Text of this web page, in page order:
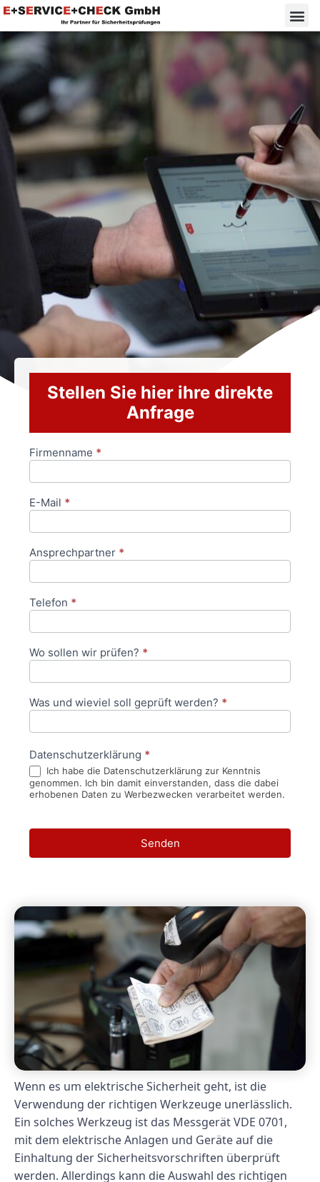
Stellen Sie hier ihre direkte
Anfrage
Anfrageformular
Firmenname *
E-Mail *
Ansprechpartner *
Telefon *
Wo sollen wir prüfen? *
Was und wieviel soll geprüft werden? *
Datenschutzerklärung *
Ich habe die Datenschutzerklärung zur Kenntnis
genommen. Ich bin damit einverstanden, dass die dabei
erhobenen Daten zu Werbezwecken verarbeitet werden.
Senden
Wenn es um elektrische Sicherheit geht, ist die
Verwendung der richtigen Werkzeuge unerlässlich.
Ein solches Werkzeug ist das Messgerät VDE 0701,
mit dem elektrische Anlagen und Geräte auf die
Einhaltung der Sicherheitsvorschriften überprüft
werden. Allerdings kann die Auswahl des richtigen